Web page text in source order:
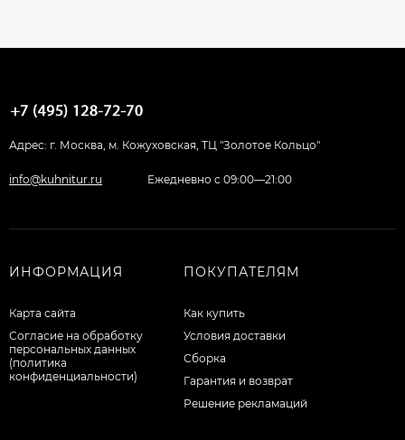
Адрес: г. Москва, м. Кожуховская, ТЦ "Золотое Кольцо"
info@kuhnitur.ru Ежедневно с 09:00—21:00
ИНФОРМАЦИЯ
Карта сайта
Согласие на обработку
персональных данных
(политика
конфиденциальности)
ПОКУПАТЕЛЯМ
Как купить
Условия доставки
Сборка
Гарантия и возврат
Решение рекламаций